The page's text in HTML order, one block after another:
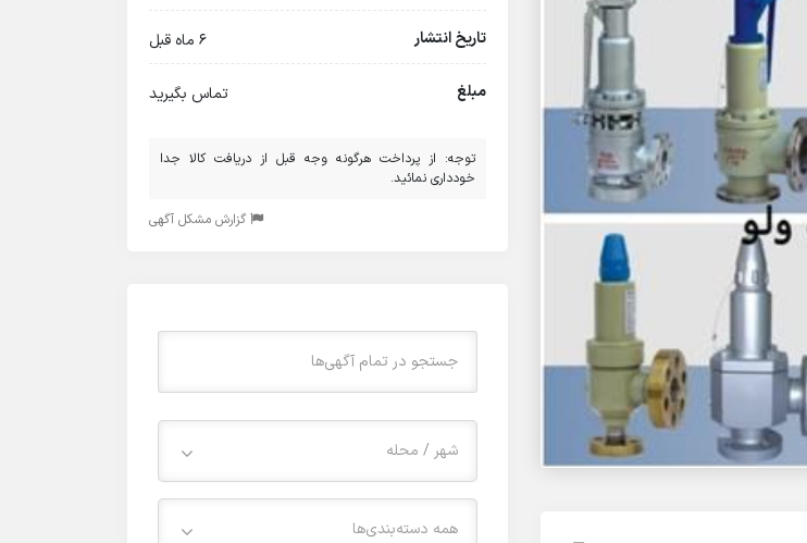
تاریخ انتشار 6 ماه قبل
مبلغ تماس بگیرید
توجه: از پرداخت هرگونه وجه قبل از دریافت کالا جدا
خودداری نمائید.
گزارش مشکل آگهی
شهر / محله
همه دسته‌بندی‌ها